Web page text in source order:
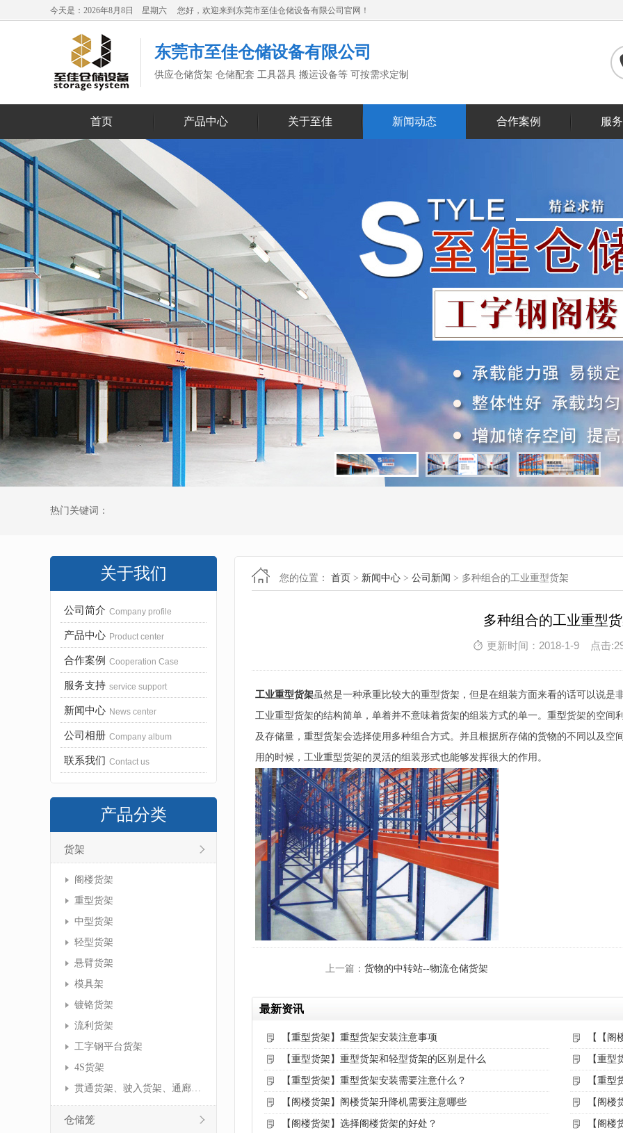
今天是：2026年8月8日 星期六 您好，欢迎来到东莞市至佳仓储设备有限公司官网！
东莞市至佳仓储设备有限公司
供应仓储货架 仓储配套 工具器具 搬运设备等 可按需求定制
首页 产品中心 关于至佳 新闻动态 合作案例 服
热门关键词：
关于我们
公司简介 Company profile
产品中心 Product center
合作案例 Cooperation Case
服务支持 service support
新闻中心 News center
公司相册 Company album
联系我们 Contact us
产品分类
货架
阁楼货架
重型货架
中型货架
轻型货架
悬臂货架
模具架
镀铬货架
流利货架
工字钢平台货架
4S货架
贯通货架、驶入货架、通廊货架
仓储笼
您的位置： 首页 > 新闻中心 > 公司新闻 > 多种组合的工业重型货架
多种组合的工业重型
更新时间：2018-1-9 点击
工业重型货架虽然是一种承重比较大的重型货架，但是在组装方面来看的话可以说是
工业重型货架的结构简单，单着并不意味着货架的组装方式的单一。重型货架的空间
及存储量，重型货架会选择使用多种组合方式。并且根据所存储的货物的不同以及
用的时候，工业重型货架的灵活的组装形式也能够发挥很大的作用。
上一篇： 货物的中转站--物流仓储货架
最新资讯
【重型货架】重型货架安装注意事项 【【阁
【重型货架】重型货架和轻型货架的区别是什么 【重型
【重型货架】重型货架安装需要注意什么？ 【重型
【阁楼货架】阁楼货架升降机需要注意哪些 【阁
【阁楼货架】选择阁楼货架的好处？ 【阁楼